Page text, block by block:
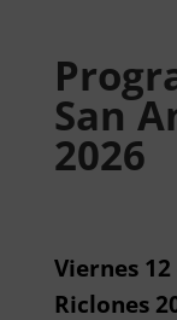
San
2026
Viernes
Riclones